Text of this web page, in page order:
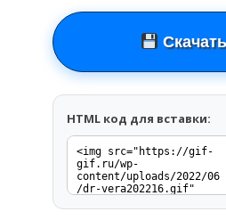
HTML код для вставки: